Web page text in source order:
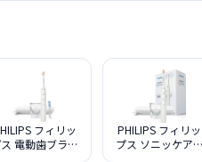
フィリッ
電動歯ブラシ
PHILIPS フィリッ
プス ソニッケアー